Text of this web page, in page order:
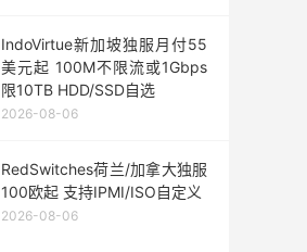
IndoVirtue新加坡独服月付55
美元起 100M不限流或1Gbps
限10TB HDD/SSD自选
2026-08-06
RedSwitches荷兰/加拿大独服
100欧起 支持IPMI/ISO自定义
2026-08-06